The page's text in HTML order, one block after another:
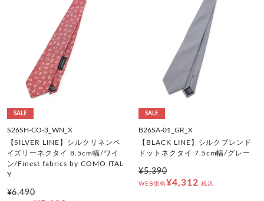
SALE
S26SH-CO-3_WN_X
【SILVER LINE】シルクリネンペ
イズリーネクタイ 8.5cm幅/ワイ
ン/Finest fabrics by COMO ITAL
Y
¥6,490
SALE
B26SA-01_GR_X
【BLACK LINE】シルクブレンド
ドットネクタイ 7.5cm幅/グレー
¥5,390
WEB価格¥4,312 税込